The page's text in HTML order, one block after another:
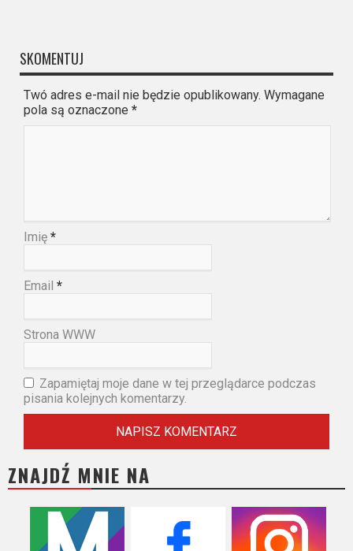
SKOMENTUJ
Twó adres e-mail nie będzie opublikowany. Wymagane
pola są oznaczone *
Imię *
Email *
Strona WWW
Zapamiętaj moje dane w tej przeglądarce podczas
pisania kolejnych komentarzy.
ZNAJDŹ MNIE NA